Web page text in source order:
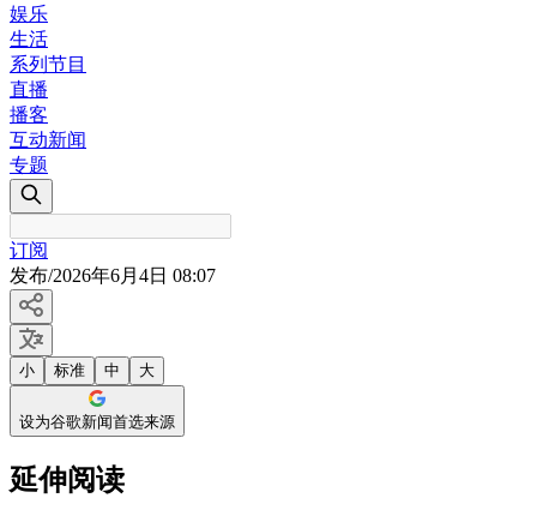
娱乐
生活
系列节目
直播
播客
互动新闻
专题
订阅
发布/2026年6月4日 08:07
小 标准 中 大
设为谷歌新闻首选来源
延伸阅读